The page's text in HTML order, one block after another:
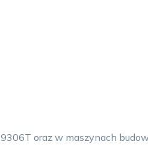
oraz w maszynach